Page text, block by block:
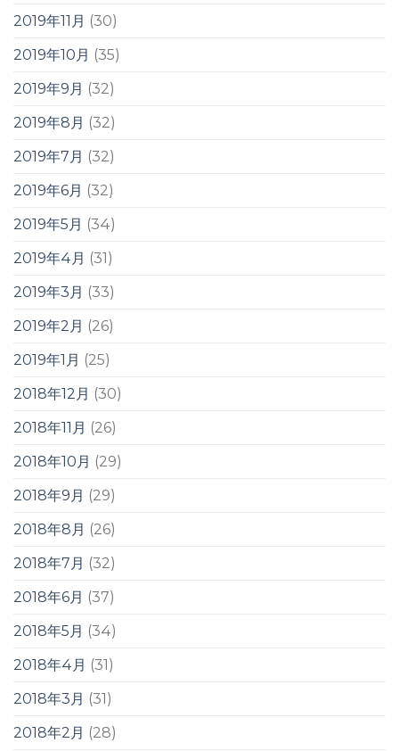
2019年11月 (30)
2019年10月 (35)
2019年9月 (32)
2019年8月 (32)
2019年7月 (32)
2019年6月 (32)
2019年5月 (34)
2019年4月 (31)
2019年3月 (33)
2019年2月 (26)
2019年1月 (25)
2018年12月 (30)
2018年11月 (26)
2018年10月 (29)
2018年9月 (29)
2018年8月 (26)
2018年7月 (32)
2018年6月 (37)
2018年5月 (34)
2018年4月 (31)
2018年3月 (31)
2018年2月 (28)